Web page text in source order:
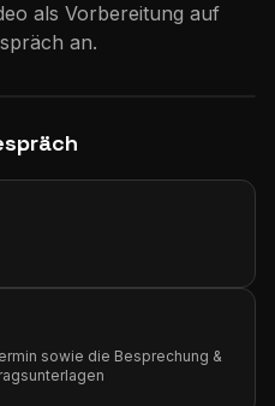
als Vorbereitung auf
an.
sowie die Besprechung &